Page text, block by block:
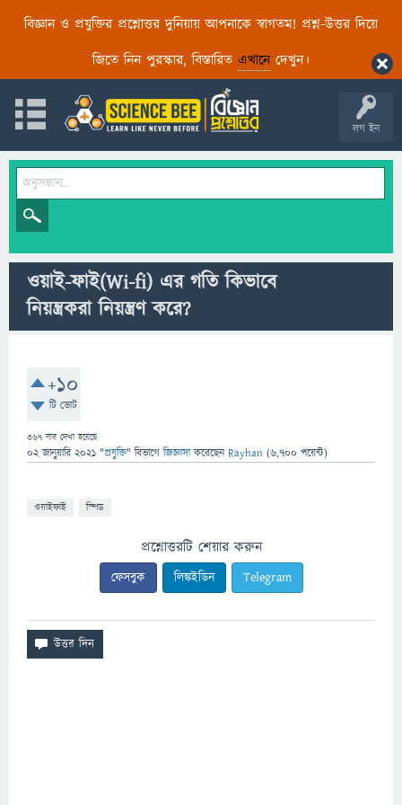
বিজ্ঞান ও প্রযুক্তির প্রশ্নোত্তর দুনিয়ায় আপনাকে স্বাগতম! প্রশ্ন-উত্তর দিয়ে
জিতে নিন পুরস্কার, বিস্তারিত এখানেদেখুন।
লগ ইন
ওয়াই-ফাই(Wi-fi) এর গতি কিভাবে
নিয়ন্ত্রকরা নিয়ন্ত্রণ করে?
+10
টি ভোট
367 বার দেখা হয়েছে
02 জানুয়ারি 2021 "প্রযুক্তি" বিভাগে জিজ্ঞাসাকরেছেনRayhan (6,700 পয়েন্ট)
ওয়াইফাই স্পিড
প্রশ্নোত্তরটি শেয়ার করুন
ফেসবুক লিঙ্কইডিন Telegram